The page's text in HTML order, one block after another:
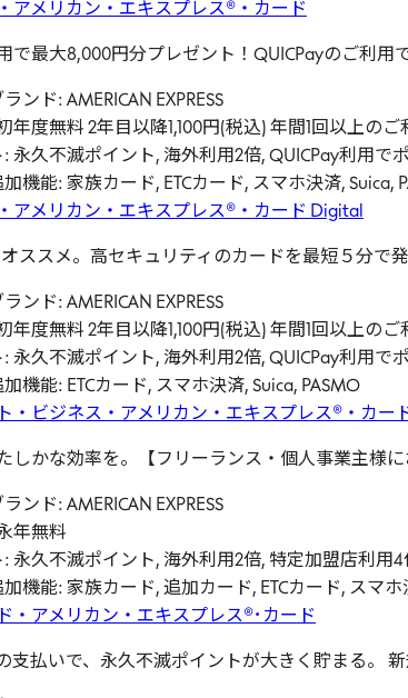
アメリカン・エキスプレス®・カード
で最大8,000円分プレゼント！QUICPayのご利用
ンド: AMERICAN EXPRESS
年度無料 2年目以降1,100円(税込) 年間1回以上の
: 永久不滅ポイント, 海外利用2倍, QUICPay利用
機能: 家族カード, ETCカード, スマホ決済, Suica,
アメリカン・エキスプレス®・カード Digital
オススメ。高セキュリティのカードを最短５分で
ンド: AMERICAN EXPRESS
年度無料 2年目以降1,100円(税込) 年間1回以上の
: 永久不滅ポイント, 海外利用2倍, QUICPay利用
機能: ETCカード, スマホ決済, Suica, PASMO
・ビジネス・アメリカン・エキスプレス®・カー
しかな効率を。【フリーランス・個人事業主様
ンド: AMERICAN EXPRESS
年無料
: 永久不滅ポイント, 海外利用2倍, 特定加盟店利用4
機能: 家族カード, 追加カード, ETCカード, スマホ
・アメリカン・エキスプレス®･カード
支払いで、永久不滅ポイントが大きく貯まる。